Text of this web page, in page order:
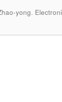
yong.